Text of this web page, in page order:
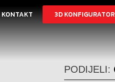
KONTAKT 3D KONFIGURATOR
PODIJELI: